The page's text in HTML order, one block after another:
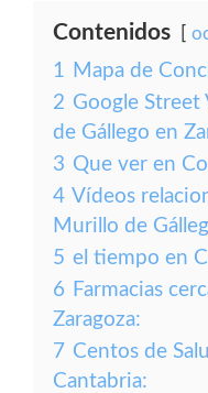
Contenidos
1 Mapa de
2 Google
de Gállego en
3 Que ver en
4 Vídeos
Murillo de
5 el tiempo en
6 Farmacias
Zaragoza:
7 Centos de
Cantabria: